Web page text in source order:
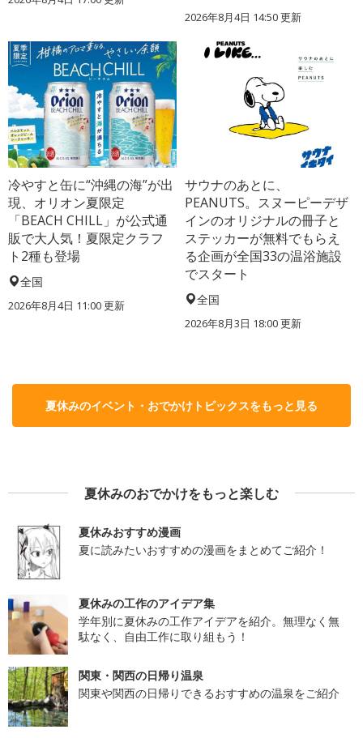
2026年8月4日 14:50更新
冷やすと缶に“沖縄の海”が出
現、オリオン夏限定
「BEACH CHILL」が公式通
販で大人気！夏限定クラフ
ト2種も登場
全国
2026年8月4日 11:00更新
サウナのあとに、
PEANUTS。スヌーピーデザ
インのオリジナルの冊子と
ステッカーが無料でもらえ
る企画が全国33の温浴施設
でスタート
全国
2026年8月3日 18:00更新
夏休みのイベント・おでかけトピックスをもっと見る
夏休みのおでかけをもっと楽しむ
夏休みおすすめ漫画
夏に読みたいおすすめの漫画をまとめてご紹介！
夏休みの工作のアイデア集
学年別に夏休みの工作アイデアを紹介。無理なく無
駄なく、自由工作に取り組もう！
関東・関西の日帰り温泉
関東や関西の日帰りできるおすすめの温泉をご紹介